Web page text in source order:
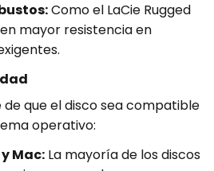
Como el LaCie Rugged
mayor resistencia en
de que el disco sea compatible
operativo:
Mac: La mayoría de los discos